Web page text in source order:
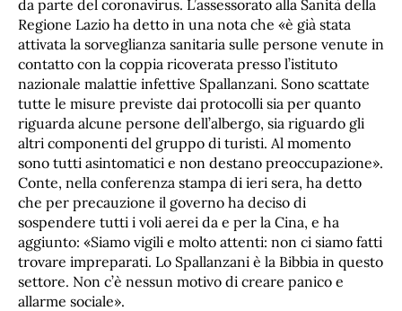
da parte del coronavirus. L’assessorato alla Sanità della
Regione Lazio ha detto in una nota che «è già stata
attivata la sorveglianza sanitaria sulle persone venute in
contatto con la coppia ricoverata presso l’istituto
nazionale malattie infettive Spallanzani. Sono scattate
tutte le misure previste dai protocolli sia per quanto
riguarda alcune persone dell’albergo, sia riguardo gli
altri componenti del gruppo di turisti. Al momento
sono tutti asintomatici e non destano preoccupazione».
Conte, nella conferenza stampa di ieri sera, ha detto
che per precauzione il governo ha deciso di
sospendere tutti i voli aerei da e per la Cina, e ha
aggiunto: «Siamo vigili e molto attenti: non ci siamo fatti
trovare impreparati. Lo Spallanzani è la Bibbia in questo
settore. Non c’è nessun motivo di creare panico e
allarme sociale».